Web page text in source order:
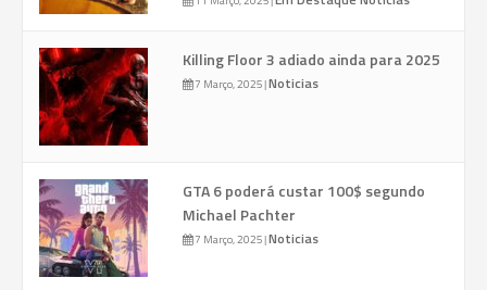
Killing Floor 3 adiado ainda para 2025
7 Março, 2025|Noticias
GTA 6 poderá custar 100$ segundo
Michael Pachter
7 Março, 2025|Noticias